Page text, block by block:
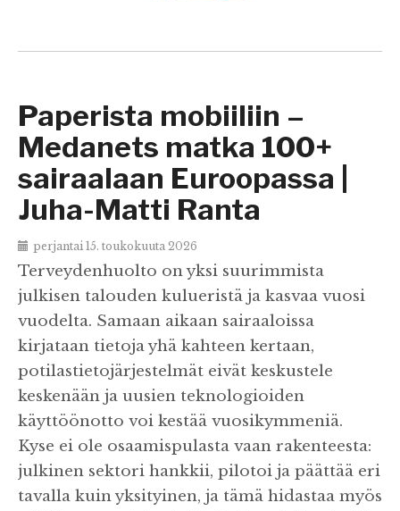
Paperista mobiiliin –
Medanets matka 100+
sairaalaan Euroopassa |
Juha-Matti Ranta
perjantai 15. toukokuuta 2026
Terveydenhuolto on yksi suurimmista
julkisen talouden kulueristä ja kasvaa vuosi
vuodelta. Samaan aikaan sairaaloissa
kirjataan tietoja yhä kahteen kertaan,
potilastietojärjestelmät eivät keskustele
keskenään ja uusien teknologioiden
käyttöönotto voi kestää vuosikymmeniä.
Kyse ei ole osaamispulasta vaan rakenteesta:
julkinen sektori hankkii, pilotoi ja päättää eri
tavalla kuin yksityinen, ja tämä hidastaa myös